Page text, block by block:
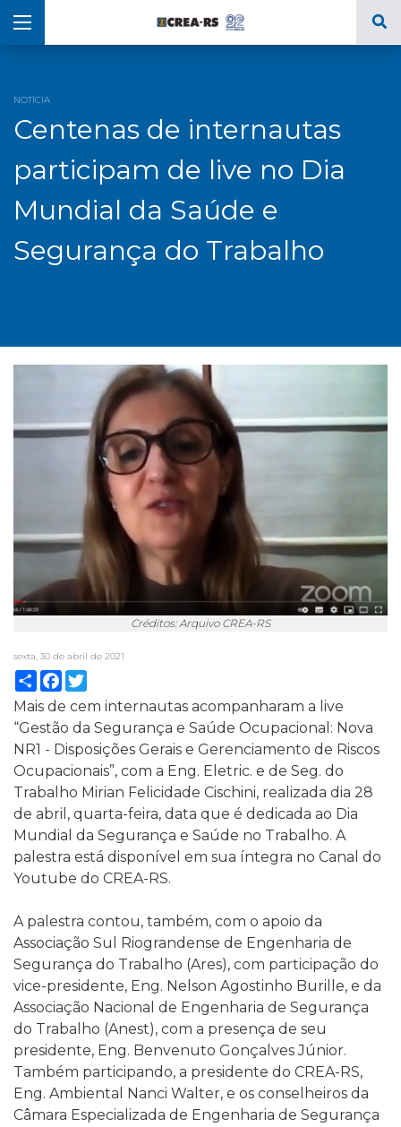
NOTÍCIA
Centenas de internautas
participam de live no Dia
Mundial da Saúde e
Segurança do Trabalho
Créditos: Arquivo CREA-RS
sexta, 30 de abril de 2021
Compartilhar
Facebook
Mais de cem internautas acompanharam a live
“Gestão da Segurança e Saúde Ocupacional: Nova
NR1 - Disposições Gerais e Gerenciamento de Riscos
Ocupacionais”, com a Eng. Eletric. e de Seg. do
Trabalho Mirian Felicidade Cischini, realizada dia 28
de abril, quarta-feira, data que é dedicada ao Dia
Mundial da Segurança e Saúde no Trabalho. A
palestra está disponível em sua íntegra no Canal do
Youtube do CREA-RS.
A palestra contou, também, com o apoio da
Associação Sul Riograndense de Engenharia de
Segurança do Trabalho (Ares), com participação do
vice-presidente, Eng. Nelson Agostinho Burille, e da
Associação Nacional de Engenharia de Segurança
do Trabalho (Anest), com a presença de seu
presidente, Eng. Benvenuto Gonçalves Júnior.
Também participando, a presidente do CREA-RS,
Eng. Ambiental Nanci Walter, e os conselheiros da
Câmara Especializada de Engenharia de Segurança